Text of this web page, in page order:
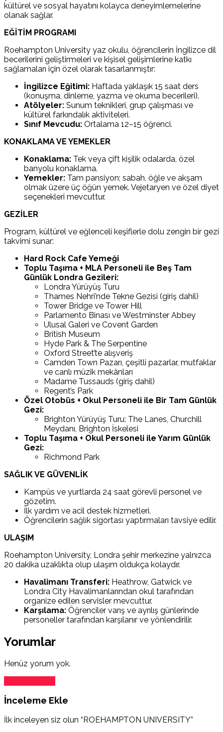
kültürel ve sosyal hayatını kolayca deneyimlemelerine
olanak sağlar.
EĞİTİM PROGRAMI
Roehampton University yaz okulu, öğrencilerin İngilizce dil
becerilerini geliştirmeleri ve kişisel gelişimlerine katkı
sağlamaları için özel olarak tasarlanmıştır:
İngilizce Eğitimi: Haftada yaklaşık 15 saat ders
(konuşma, dinleme, yazma ve okuma becerileri).
Atölyeler: Sunum teknikleri, grup çalışması ve
kültürel farkındalık aktiviteleri.
Sınıf Mevcudu: Ortalama 12–15 öğrenci.
KONAKLAMA VE YEMEKLER
Konaklama: Tek veya çift kişilik odalarda, özel
banyolu konaklama.
Yemekler: Tam pansiyon; sabah, öğle ve akşam
olmak üzere üç öğün yemek. Vejetaryen ve özel diyet
seçenekleri mevcuttur.
GEZİLER
Program, kültürel ve eğlenceli keşiflerle dolu zengin bir gezi
takvimi sunar:
Hard Rock Cafe Yemeği
Toplu Taşıma + MLA Personeli ile Beş Tam
Günlük Londra Gezileri:
Londra Yürüyüş Turu
Thames Nehri’nde Tekne Gezisi (giriş dahil)
Tower Bridge ve Tower Hill
Parlamento Binası ve Westminster Abbey
Ulusal Galeri ve Covent Garden
British Museum
Hyde Park & The Serpentine
Oxford Street’te alışveriş
Camden Town Pazarı, çeşitli pazarlar, mutfaklar
ve canlı müzik mekânları
Madame Tussauds (giriş dahil)
Regent’s Park
Özel Otobüs + Okul Personeli ile Bir Tam Günlük
Gezi:
Brighton Yürüyüş Turu: The Lanes, Churchill
Meydanı, Brighton İskelesi
Toplu Taşıma + Okul Personeli ile Yarım Günlük
Gezi:
Richmond Park
SAĞLIK VE GÜVENLİK
Kampüs ve yurtlarda 24 saat görevli personel ve
gözetim.
İlk yardım ve acil destek hizmetleri.
Öğrencilerin sağlık sigortası yaptırmaları tavsiye edilir.
ULAŞIM
Roehampton University, Londra şehir merkezine yalnızca
20 dakika uzaklıkta olup ulaşım oldukça kolaydır.
Havalimanı Transferi: Heathrow, Gatwick ve
Londra City Havalimanlarından okul tarafından
organize edilen servisler mevcuttur.
Karşılama: Öğrenciler varış ve ayrılış günlerinde
personeller tarafından karşılanır ve yönlendirilir.
Yorumlar
Henüz yorum yok.
İnceleme Ekle
İlk inceleyen siz olun “ROEHAMPTON UNIVERSITY”